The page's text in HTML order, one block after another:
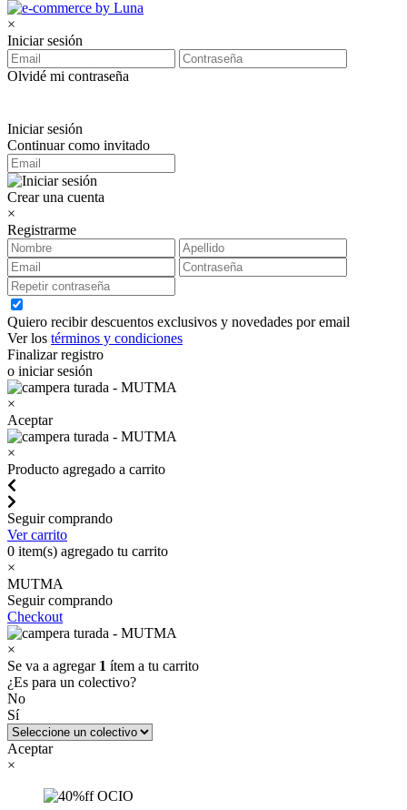
×
Iniciar sesión
Olvidé mi contraseña
Iniciar sesión
Continuar como invitado
Crear una cuenta
×
Registrarme
Quiero recibir descuentos exclusivos y novedades por email
Ver los términos y condiciones
Finalizar registro
o iniciar sesión
×
Aceptar
×
Producto agregado a carrito
Seguir comprando
Ver carrito
0 item(s) agregado tu carrito
×
MUTMA
Seguir comprando
Checkout
×
Se va a agregar 1 ítem a tu carrito
¿Es para un colectivo?
No
Sí
Aceptar
×